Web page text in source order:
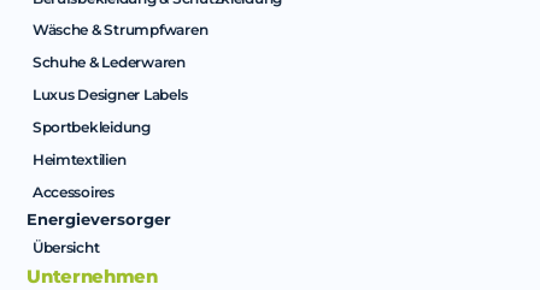
Wäsche & Strumpfwaren
Schuhe & Lederwaren
Luxus Designer Labels
Sportbekleidung
Heimtextilien
Accessoires
Energieversorger
Übersicht
Unternehmen